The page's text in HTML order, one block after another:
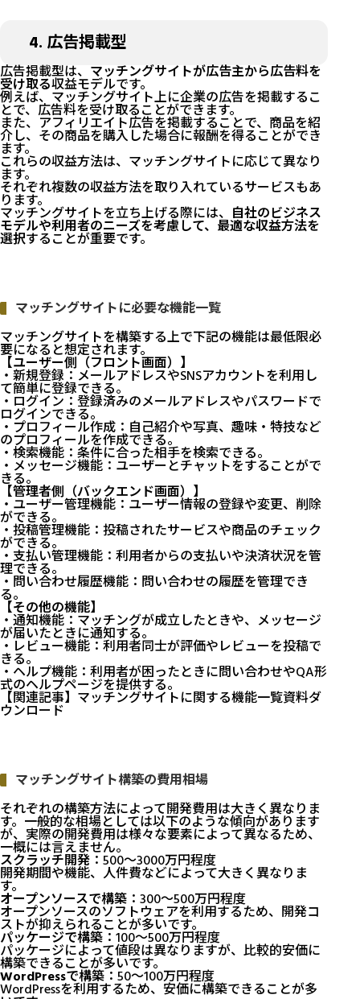
4. 広告掲載型
広告掲載型は、 マッチングサイトが広告主から広告料を
受け取る収益モデルです。
例えば、マッチングサイト上に企業の広告を掲載するこ
とで、広告料を受け取ることができます。
また、アフィリエイト広告を掲載することで、商品を紹
介し、その商品を購入した場合に報酬を得ることができ
ます。
これらの収益方法は、マッチングサイトに応じて異なり
ます。
それぞれ複数の収益方法を取り入れているサービスもあ
ります。
マッチングサイトを立ち上げる際には、 自社のビジネス
モデルや利用者のニーズを考慮して、最適な収益方法を
選択することが重要です。
マッチングサイトに必要な機能一覧
マッチングサイトを構築する上で下記の機能は最低限必
要になると想定されます。
【ユーザー側（フロント画面）】
・新規登録：メールアドレスやSNSアカウントを利用し
て簡単に登録できる。
・ログイン：登録済みのメールアドレスやパスワードで
ログインできる。
・プロフィール作成：自己紹介や写真、趣味・特技など
のプロフィールを作成できる。
・検索機能：条件に合った相手を検索できる。
・メッセージ機能：ユーザーとチャットをすることがで
きる。
【管理者側（バックエンド画面）】
・ユーザー管理機能：ユーザー情報の登録や変更、削除
ができる。
・投稿管理機能：投稿されたサービスや商品のチェック
ができる。
・支払い管理機能：利用者からの支払いや決済状況を管
理できる。
・問い合わせ履歴機能：問い合わせの履歴を管理でき
る。
【その他の機能】
・通知機能：マッチングが成立したときや、メッセージ
が届いたときに通知する。
・レビュー機能：利用者同士が評価やレビューを投稿で
きる。
・ヘルプ機能：利用者が困ったときに問い合わせやQA形
式のヘルプページを提供する。
【関連記事】 マッチングサイトに関する機能一覧資料ダ
ウンロード
マッチングサイト構築の費用相場
それぞれの構築方法によって開発費用は大きく異なりま
す。一般的な相場としては以下のような傾向があります
が、実際の開発費用は様々な要素によって異なるため、
一概には言えません。
スクラッチ開発 ：500〜3000万円程度
開発期間や機能、人件費などによって大きく異なりま
す。
オープンソースで構築 ：300〜500万円程度
オープンソースのソフトウェアを利用するため、開発コ
ストが抑えられることが多いです。
パッケージで構築 ：100〜500万円程度
パッケージによって値段は異なりますが、比較的安価に
構築できることが多いです。
WordPressで構築 ：50〜100万円程度
WordPressを利用するため、安価に構築できることが多